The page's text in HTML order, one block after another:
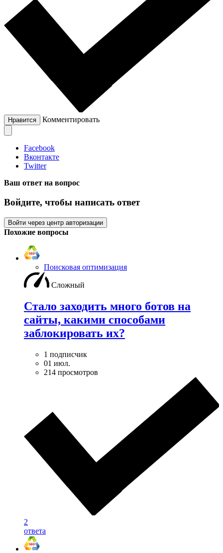
Нравится Комментировать
Facebook
Вконтакте
Twitter
Ваш ответ на вопрос
Войдите, чтобы написать ответ
Войти через центр авторизации
Похожие вопросы
Поисковая оптимизация
Сложный
Стало заходить много ботов на
сайты, какими способами
заблокировать их?
1 подписчик
01 июл.
214 просмотров
2
ответа